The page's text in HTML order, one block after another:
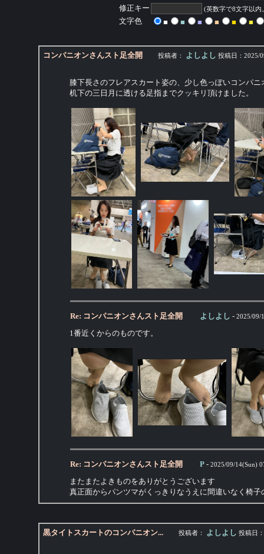
修正キー (英数字で8文字以内
文字色 ■ ■ ■ ■ ■ ■
コンパニオンさんスト足全開 投稿者： よしよし 投稿日： 2025/
膝下長さのフレアスカート姿の、少し色っぽいコンパ
机下の三日月に透ける足指までクッキリ頂けました。
Re: コンパニオンさんスト足全開 よしよし - 2025/09/
1番近くからのものです。
Re: コンパニオンさんスト足全開 P - 2025/09/14(Sun)
またまたよきものをありがとうございます
真正面からパンツマがくっきりなうえに間違いなく椅
黒タイトスカートのコンパニオン... 投稿者： よしよし 投稿日：